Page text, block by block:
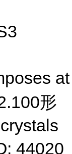
at
形
44020